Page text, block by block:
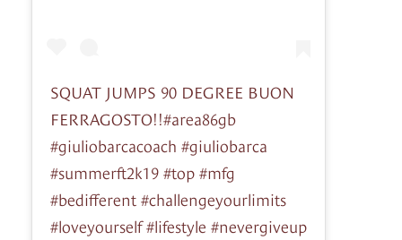
SQUAT JUMPS 90 DEGREE BUON
FERRAGOSTO!!#area86gb
#giuliobarcacoach #giuliobarca
#summerft2k19 #top #mfg
#bedifferent #challengeyourlimits
#loveyourself #lifestyle #nevergiveup